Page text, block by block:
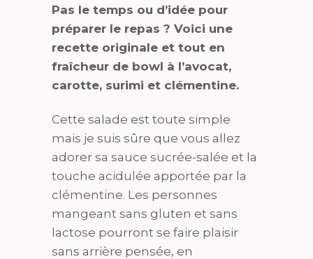
Pas le temps ou d’idée pour
préparer le repas ? Voici une
recette originale et tout en
fraîcheur de bowl à l’avocat,
carotte, surimi et clémentine.
Cette salade est toute simple
mais je suis sûre que vous allez
adorer sa sauce sucrée-salée et la
touche acidulée apportée par la
clémentine. Les personnes
mangeant sans gluten et sans
lactose pourront se faire plaisir
sans arrière pensée, en